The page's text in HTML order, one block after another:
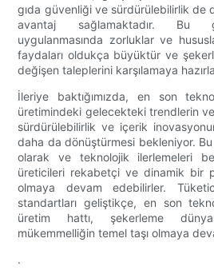
gıda güvenliği ve sürdürülebilirlik de
avantaj sağlamaktadır. Bu
uygulanmasında zorluklar ve
faydaları oldukça büyüktür ve
değişen taleplerini karşılamaya
İleriye baktığımızda, en son
üretimindeki gelecekteki trendlerin
sürdürülebilirlik ve içerik
daha da dönüştürmesi bekleniyor.
olarak ve teknolojik ilerlemeleri
üreticileri rekabetçi ve dinamik bir
olmaya devam edebilirler.
standartları geliştikçe, en son
üretim hattı, şekerleme
mükemmelliğin temel taşı olmaya
.